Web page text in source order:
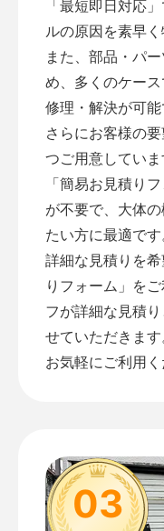
「最短即日対応
ルの原因を素早く
また、部品・パ
め、多くのケー
修理・解決が可能
さらにお客様の
つご用意していま
「簡易お見積りフ
が不要で、大体
たい方に最適です
詳細な見積りを
りフォーム 」を
フが詳細な見積
せていただきます
お気軽にご利用く
03